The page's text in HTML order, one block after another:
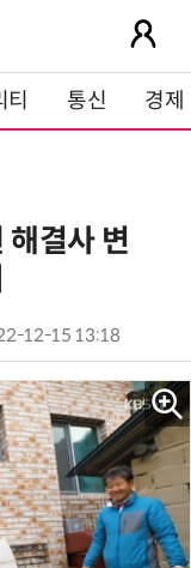
통신 경제
결사 변
12-15 13:18